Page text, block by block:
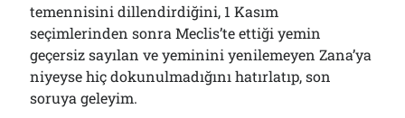
temennisini dillendirdiğini, 1 Kasım
seçimlerinden sonra Meclis’te ettiği yemin
geçersiz sayılan ve yeminini yenilemeyen Zana’ya
niyeyse hiç dokunulmadığını hatırlatıp, son
soruya geleyim.